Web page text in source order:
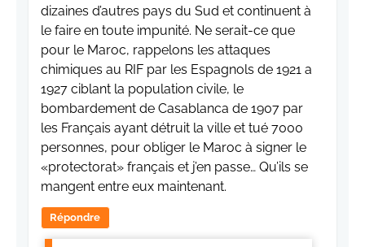
dizaines d’autres pays du Sud et continuent à
le faire en toute impunité. Ne serait-ce que
pour le Maroc, rappelons les attaques
chimiques au RIF par les Espagnols de 1921 a
1927 ciblant la population civile, le
bombardement de Casablanca de 1907 par
les Français ayant détruit la ville et tué 7000
personnes, pour obliger le Maroc à signer le
«protectorat» français et j’en passe… Qu’ils se
mangent entre eux maintenant.
Répondre